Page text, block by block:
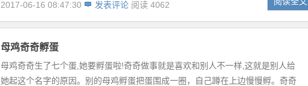
2017-06-16 08:47:30 发表评论 阅读 4062
母鸡奇奇孵蛋
母鸡奇奇生了七个蛋,她要孵蛋啦!奇奇做事就是喜欢和别人不一样,这就是别人给
她起这个名字的原因。别的母鸡孵蛋把蛋围成一圈，自己蹲在上边慢慢孵。奇奇